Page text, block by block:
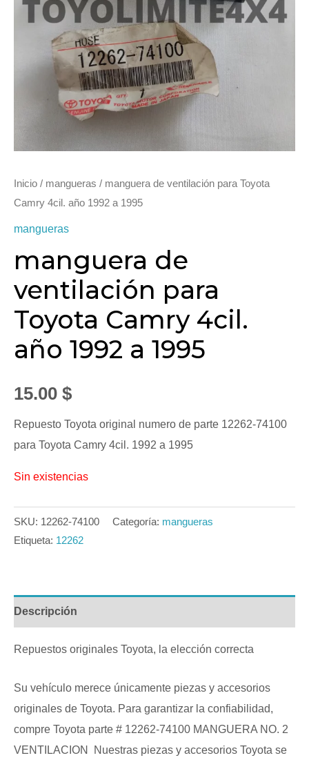
Inicio / mangueras / manguera de ventilación para Toyota
Camry 4cil. año 1992 a 1995
mangueras
manguera de
ventilación para
Toyota Camry 4cil.
año 1992 a 1995
15.00 $
Repuesto Toyota original numero de parte 12262-74100
para Toyota Camry 4cil. 1992 a 1995
Sin existencias
SKU: 12262-74100 Categoría: mangueras
Etiqueta: 12262
Descripción
Repuestos originales Toyota, la elección correcta
Su vehículo merece únicamente piezas y accesorios
originales de Toyota. Para garantizar la confiabilidad,
compre Toyota parte # 12262-74100 MANGUERA NO. 2
VENTILACION Nuestras piezas y accesorios Toyota se